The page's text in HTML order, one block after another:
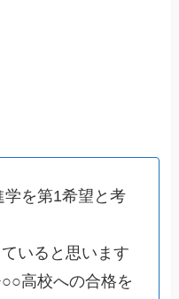
を第1希望と考
いると思います
高校への合格を